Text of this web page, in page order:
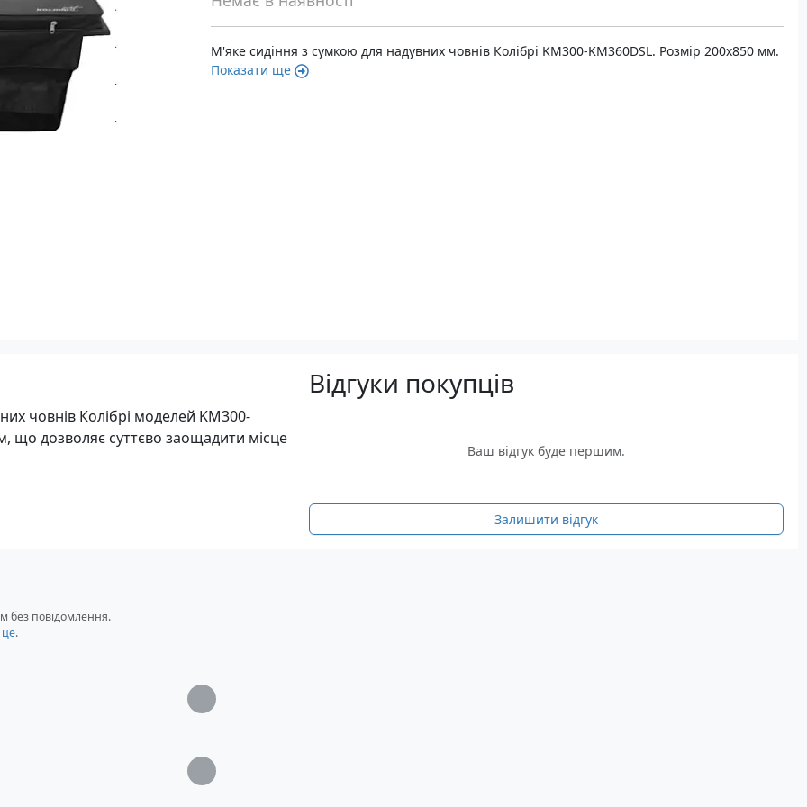
М'яке сидіння з сумкою для надувних човнів Колібрі KM300-KM360DSL. Розмір 200х850 мм.
Показати ще
човнів Колібрі моделей KM300-
що дозволяє суттєво заощадити місце
Відгуки покупців
Ваш відгук буде першим.
Залишити відгук
без повідомлення.
.
Загрузка...
Загрузка...